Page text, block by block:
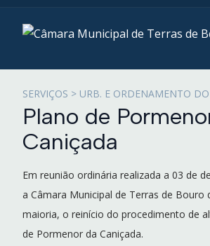
SERVIÇOS > URB. E ORDENAMENTO
Plano de
Caniçada
Em reunião ordinária realizada a 03 de
a Câmara Municipal de Terras de Bouro
maioria, o reinício do procedimento de
de Pormenor da Caniçada.